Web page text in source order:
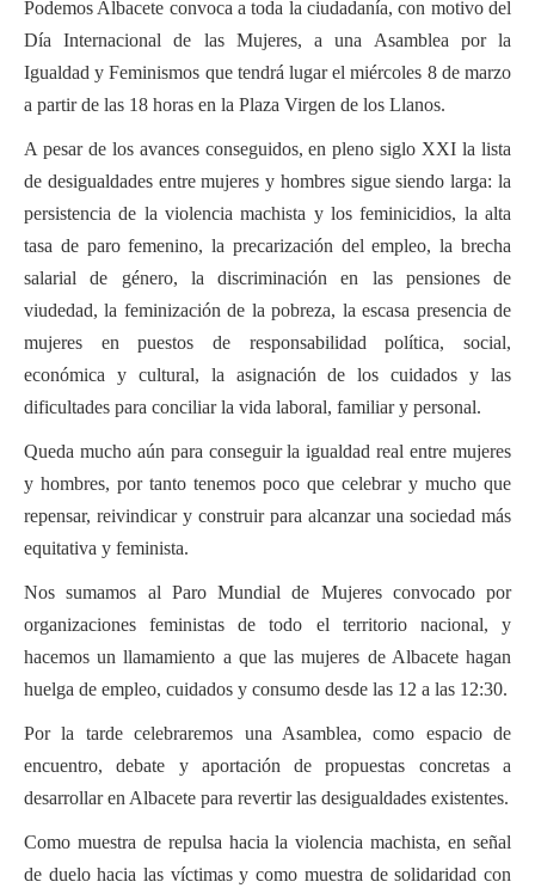
Actas Asamblea Ciudadana
Financiación
Participa con Podemos en Albacete
Podemos Albacete convoca a toda la ciudadanía, con motivo del
Día Internacional de las Mujeres, a una Asamblea por la
Igualdad y Feminismos que tendrá lugar el miércoles 8 de marzo
a partir de las 18 horas en la Plaza Virgen de los Llanos.
A pesar de los avances conseguidos, en pleno siglo XXI la lista
de desigualdades entre mujeres y hombres sigue siendo larga: la
persistencia de la violencia machista y los feminicidios, la alta
tasa de paro femenino, la precarización del empleo, la brecha
salarial de género, la discriminación en las pensiones de
viudedad, la feminización de la pobreza, la escasa presencia de
mujeres en puestos de responsabilidad política, social,
económica y cultural, la asignación de los cuidados y las
dificultades para conciliar la vida laboral, familiar y personal.
Queda mucho aún para conseguir la igualdad real entre mujeres
y hombres, por tanto tenemos poco que celebrar y mucho que
repensar, reivindicar y construir para alcanzar una sociedad más
equitativa y feminista.
Nos sumamos al Paro Mundial de Mujeres convocado por
organizaciones feministas de todo el territorio nacional, y
hacemos un llamamiento a que las mujeres de Albacete hagan
huelga de empleo, cuidados y consumo desde las 12 a las 12:30.
Por la tarde celebraremos una Asamblea, como espacio de
encuentro, debate y aportación de propuestas concretas a
desarrollar en Albacete para revertir las desigualdades existentes.
Como muestra de repulsa hacia la violencia machista, en señal
de duelo hacia las víctimas y como muestra de solidaridad con